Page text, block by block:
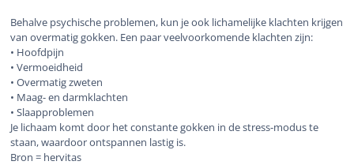
Behalve psychische problemen, kun je ook lichamelijke klachten krijgen
van overmatig gokken. Een paar veelvoorkomende klachten zijn:
• Hoofdpijn
• Vermoeidheid
• Overmatig zweten
• Maag- en darmklachten
• Slaapproblemen
Je lichaam komt door het constante gokken in de stress-modus te
staan, waardoor ontspannen lastig is.
Bron = hervitas